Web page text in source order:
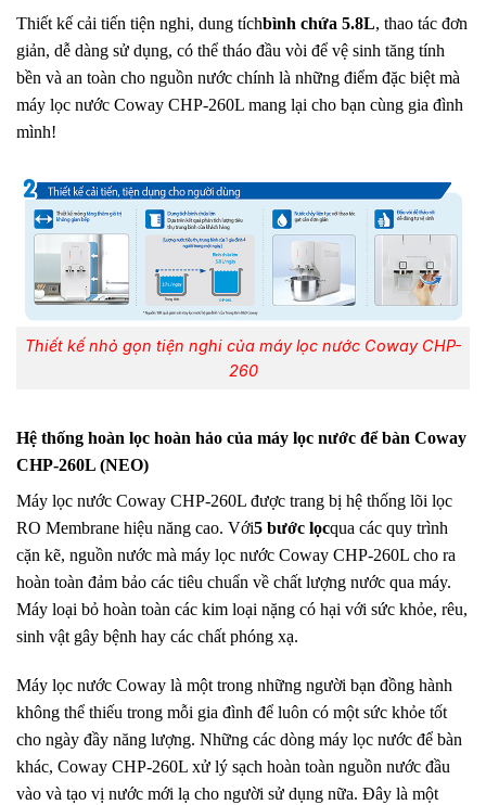
Thiết kế cải tiến tiện nghi, dung tíchbình chứa 5.8L, thao tác đơn
giản, dễ dàng sử dụng, có thể tháo đầu vòi để vệ sinh tăng tính
bền và an toàn cho nguồn nước chính là những điểm đặc biệt mà
máy lọc nước Coway CHP-260L mang lại cho bạn cùng gia đình
mình!
Thiết kế nhỏ gọn tiện nghi của máy lọc nước Coway CHP-
260
Hệ thống hoàn lọc hoàn hảo của máy lọc nước để bàn Coway
CHP-260L (NEO)
Máy lọc nước Coway CHP-260L được trang bị hệ thống lõi lọc
RO Membrane hiệu năng cao. Với5 bước lọcqua các quy trình
cặn kẽ, nguồn nước mà máy lọc nước Coway CHP-260L cho ra
hoàn toàn đảm bảo các tiêu chuẩn về chất lượng nước qua máy.
Máy loại bỏ hoàn toàn các kim loại nặng có hại với sức khỏe, rêu,
sinh vật gây bệnh hay các chất phóng xạ.
Máy lọc nước Coway là một trong những người bạn đồng hành
không thể thiếu trong mỗi gia đình để luôn có một sức khỏe tốt
cho ngày đầy năng lượng. Những các dòng máy lọc nước để bàn
khác, Coway CHP-260L xử lý sạch hoàn toàn nguồn nước đầu
vào và tạo vị nước mới lạ cho người sử dụng nữa. Đây là một